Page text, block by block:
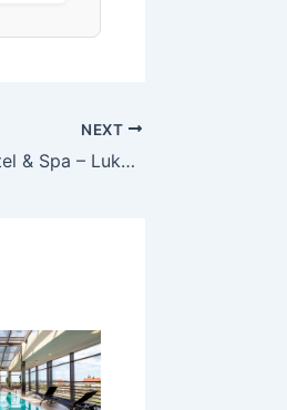
NEXT
Lotus Therme Hotel & Spa – Luksuzan wellness odmor u Hévízu, Hévíz, Mađarska – 685 EUR – 4x noćenje u Standard dvokrevetnoj sobi za 2 osobe, Polupansion – Akcija